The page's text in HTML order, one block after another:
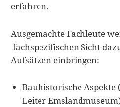
erfahren.
Ausgemachte Fachleute
fachspezifischen Sicht
Aufsätzen einbringen:
Bauhistorische Aspekte
Leiter Emslandmuseum)